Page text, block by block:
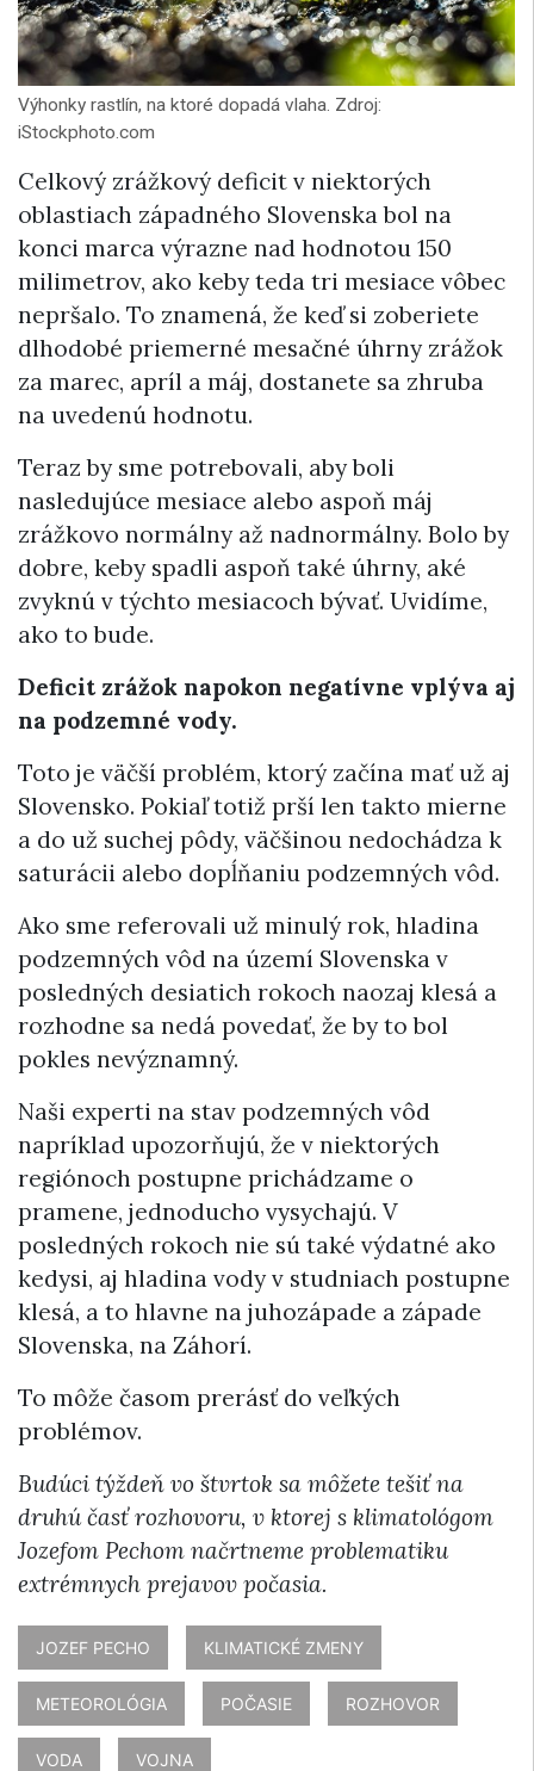
Výhonky rastlín, na ktoré dopadá vlaha. Zdroj:
iStockphoto.com
Celkový zrážkový deficit v niektorých
oblastiach západného Slovenska bol na
konci marca výrazne nad hodnotou 150
milimetrov, ako keby teda tri mesiace vôbec
nepršalo. To znamená, že keď si zoberiete
dlhodobé priemerné mesačné úhrny zrážok
za marec, apríl a máj, dostanete sa zhruba
na uvedenú hodnotu.
Teraz by sme potrebovali, aby boli
nasledujúce mesiace alebo aspoň máj
zrážkovo normálny až nadnormálny. Bolo by
dobre, keby spadli aspoň také úhrny, aké
zvyknú v týchto mesiacoch bývať. Uvidíme,
ako to bude.
Deficit zrážok napokon negatívne vplýva aj
na podzemné vody.
Toto je väčší problém, ktorý začína mať už aj
Slovensko. Pokiaľ totiž prší len takto mierne
a do už suchej pôdy, väčšinou nedochádza k
saturácii alebo dopĺňaniu podzemných vôd.
Ako sme referovali už minulý rok, hladina
podzemných vôd na území Slovenska v
posledných desiatich rokoch naozaj klesá a
rozhodne sa nedá povedať, že by to bol
pokles nevýznamný.
Naši experti na stav podzemných vôd
napríklad upozorňujú, že v niektorých
regiónoch postupne prichádzame o
pramene, jednoducho vysychajú. V
posledných rokoch nie sú také výdatné ako
kedysi, aj hladina vody v studniach postupne
klesá, a to hlavne na juhozápade a západe
Slovenska, na Záhorí.
To môže časom prerásť do veľkých
problémov.
Budúci týždeň vo štvrtok sa môžete tešiť na
druhú časť rozhovoru, v ktorej s klimatológom
Jozefom Pechom načrtneme problematiku
extrémnych prejavov počasia.
JOZEF PECHO KLIMATICKÉ ZMENY
METEOROLÓGIA POČASIE ROZHOVOR
VODA VOJNA